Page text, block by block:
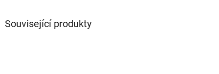
Související produkty